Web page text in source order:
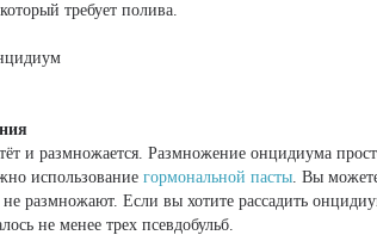
требует полива.
и размножается. Размножение онцидиума
использование гормональной пасты. Вы
размножают. Если вы хотите рассадить
не менее трех псевдобульб.